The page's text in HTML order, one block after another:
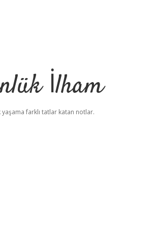
İlham
yaşama farklı tatlar katan notlar.